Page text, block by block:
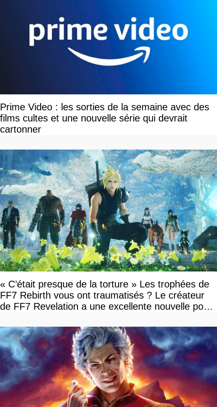
Prime Video : les sorties de la semaine avec des
films cultes et une nouvelle série qui devrait
cartonner
« C’était presque de la torture » Les trophées de
FF7 Rebirth vous ont traumatisés ? Le créateur
de FF7 Revelation a une excellente nouvelle pour